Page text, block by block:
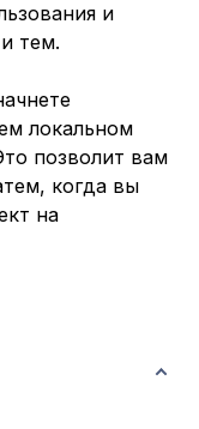
и
тем.
локальном
позволит вам
когда вы
на